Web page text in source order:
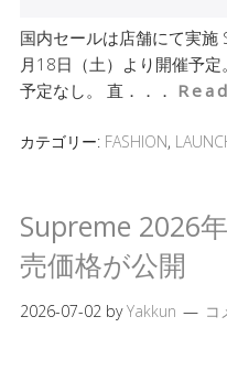
国内セールは店舗にて実
月18日（土）より開催予
予定なし。 直．．．
カテゴリー: FASHION,
Supreme 2026
売価格が公開
2026-07-02 byYakkun コ